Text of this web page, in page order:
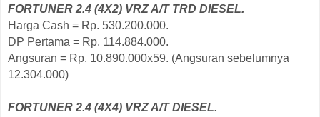
FORTUNER 2.4 (4X2) VRZ A/T TRD DIESEL.
Harga Cash = Rp. 530.200.000.
DP Pertama = Rp. 114.884.000.
Angsuran = Rp. 10.890.000x59. (Angsuran sebelumnya
12.304.000)
FORTUNER 2.4 (4X4) VRZ A/T DIESEL.